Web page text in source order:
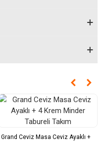
Grand Ceviz Masa Ceviz Ayaklı +